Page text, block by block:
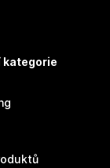
kategorie